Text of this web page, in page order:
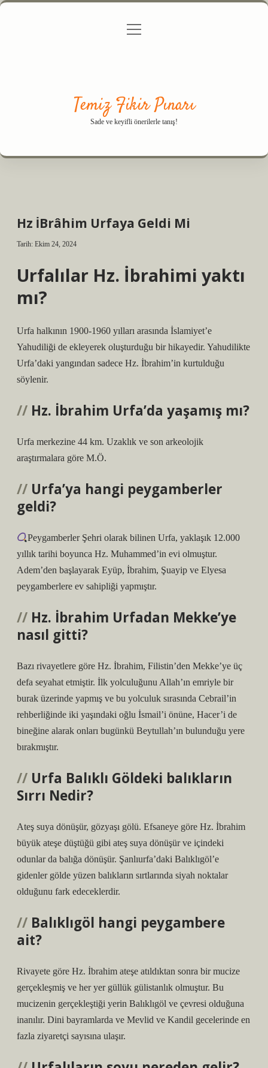
Gizlilik Politikası
menüyü
Temiz Fikir Pınarı
Sade ve keyifli önerilerle tanış!
Hz İBrâhim Urfaya Geldi Mi
Tarih: Ekim 24, 2024
Urfalılar Hz. İbrahimi yaktı
mı?
Urfa halkının 1900-1960 yılları arasında İslamiyet’e
Yahudiliği de ekleyerek oluşturduğu bir hikayedir. Yahudilikte
Urfa’daki yangından sadece Hz. İbrahim’in kurtulduğu
söylenir.
Hz. İbrahim Urfa’da yaşamış mı?
Urfa merkezine 44 km. Uzaklık ve son arkeolojik
araştırmalara göre M.Ö.
Urfa’ya hangi peygamberler
geldi?
Peygamberler Şehri olarak bilinen Urfa, yaklaşık 12.000
yıllık tarihi boyunca Hz. Muhammed’in evi olmuştur.
Adem’den başlayarak Eyüp, İbrahim, Şuayip ve Elyesa
peygamberlere ev sahipliği yapmıştır.
Hz. İbrahim Urfadan Mekke’ye
nasıl gitti?
Bazı rivayetlere göre Hz. İbrahim, Filistin’den Mekke’ye üç
defa seyahat etmiştir. İlk yolculuğunu Allah’ın emriyle bir
burak üzerinde yapmış ve bu yolculuk sırasında Cebrail’in
rehberliğinde iki yaşındaki oğlu İsmail’i önüne, Hacer’i de
bineğine alarak onları bugünkü Beytullah’ın bulunduğu yere
bırakmıştır.
Urfa Balıklı Göldeki balıkların
Sırrı Nedir?
Ateş suya dönüşür, gözyaşı gölü. Efsaneye göre Hz. İbrahim
büyük ateşe düştüğü gibi ateş suya dönüşür ve içindeki
odunlar da balığa dönüşür. Şanlıurfa’daki Balıklıgöl’e
gidenler gölde yüzen balıkların sırtlarında siyah noktalar
olduğunu fark edeceklerdir.
Balıklıgöl hangi peygambere
ait?
Rivayete göre Hz. İbrahim ateşe atıldıktan sonra bir mucize
gerçekleşmiş ve her yer güllük gülistanlık olmuştur. Bu
mucizenin gerçekleştiği yerin Balıklıgöl ve çevresi olduğuna
inanılır. Dini bayramlarda ve Mevlid ve Kandil gecelerinde en
fazla ziyaretçi sayısına ulaşır.